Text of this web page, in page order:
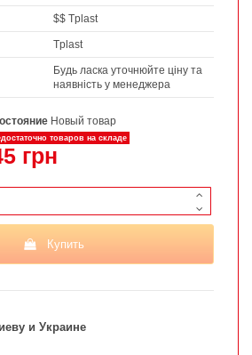
$$ Tplast
Tplast
Будь ласка уточнюйте ціну та
наявність у менеджера
Новый товар
товаров на складе
грн
Купить
и Украине